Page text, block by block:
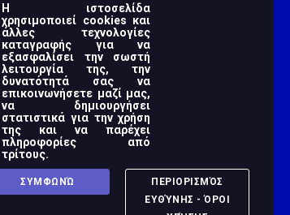
Tuesday 9:00 πμ - 3:00 μμ
Wednesday 9:00 πμ - 3:00 μμ
Thursday 9:00 πμ - 3:00 μμ
Friday 9:00 πμ - 3:00 μμ
Saturday
Sunday
Η ιστοσελίδα
χρησιμοποιεί cookies και
άλλες τεχνολογίες
καταγραφής για να
εξασφαλίσει την σωστή
λειτουργία της, την
δυνατότητά σας να
επικοινωνήσετε μαζί μας,
να δημιουργήσει
στατιστικά για την χρήση
της και να παρέχει
πληροφορίες από
τρίτους.
ΣΥΜΦΩΝΏ
ΠΕΡΙΟΡΙΣΜΌΣ
ΕΥΘΎΝΗΣ - ΌΡΟΙ